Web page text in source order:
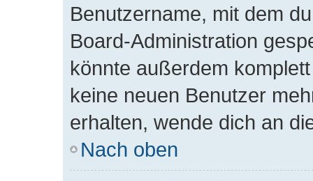
Benutzername, mit dem
Board-Administration
könnte außerdem
keine neuen Benutzer
erhalten, wende dich an
Nach oben